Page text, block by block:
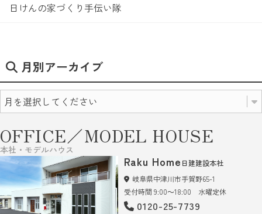
日けんの家づくり手伝い隊
月別アーカイブ
OFFICE／MODEL HOUSE
本社・モデルハウス
Raku Home 日建建設本社
岐阜県中津川市手賀野65-1
受付時間 9:00～18:00 水曜定休
0120-25-7739